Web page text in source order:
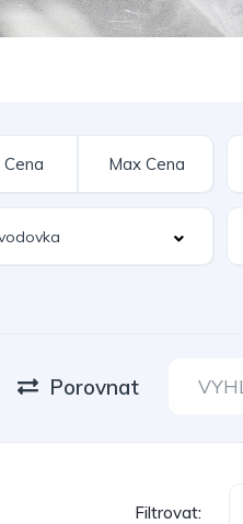
Porovnat
Filtrovat: